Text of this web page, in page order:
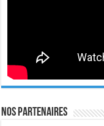
Nos Partenaires